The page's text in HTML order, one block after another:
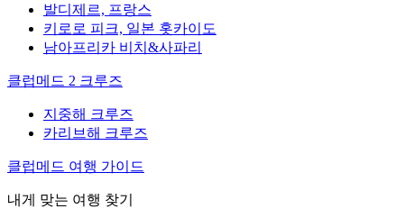
발디제르, 프랑스
키로로 피크, 일본 홋카이도
남아프리카 비치&사파리
클럽메드 2 크루즈
지중해 크루즈
카리브해 크루즈
클럽메드 여행 가이드
내게 맞는 여행 찾기